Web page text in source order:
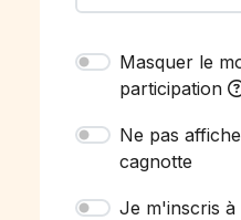
Masquer le
participation
Ne pas
cagnotte
Je m'inscris